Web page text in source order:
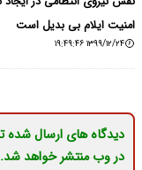
امنیت ایلام بی بدیل است
۱۳۹۹/۱۲/۲۴ ۱۹:۴۹:۴۶
دیدگاه های ارسال شده
در وب منتشر خواهد شد.